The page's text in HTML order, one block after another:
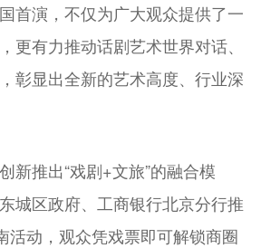
首演，不仅为广大观众提供了一
更有力推动话剧艺术世界对话、
彰显出全新的艺术高度、行业深
新推出“戏剧+文旅”的融合模
城区政府、工商银行北京分行推
活动，观众凭戏票即可解锁商圈